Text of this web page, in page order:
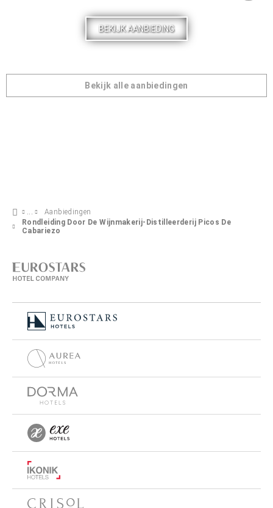
BEKIJK AANBIEDING
Bekijk alle aanbiedingen
Aanbiedingen
Rondleiding Door De Wijnmakerij-Distilleerderij Picos De
Cabariezo